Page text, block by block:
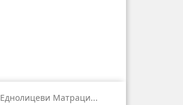
Еднолицеви Матраци...